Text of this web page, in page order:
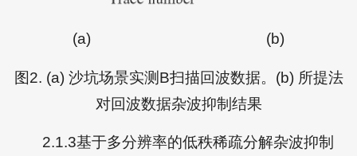
(a) (b)
图2. (a) 沙坑场景实测B扫描回波数据。(b) 所提法
对回波数据杂波抑制结果
2.1.3基于多分辨率的低秩稀疏分解杂波抑制